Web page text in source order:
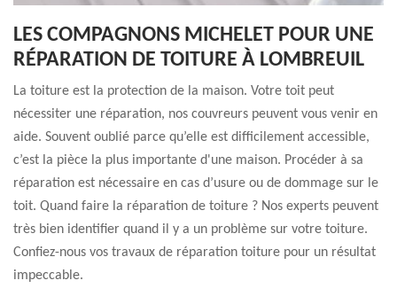
LES COMPAGNONS MICHELET POUR UNE
RÉPARATION DE TOITURE À LOMBREUIL
La toiture est la protection de la maison. Votre toit peut
nécessiter une réparation, nos couvreurs peuvent vous venir en
aide. Souvent oublié parce qu’elle est difficilement accessible,
c’est la pièce la plus importante d'une maison. Procéder à sa
réparation est nécessaire en cas d’usure ou de dommage sur le
toit. Quand faire la réparation de toiture ? Nos experts peuvent
très bien identifier quand il y a un problème sur votre toiture.
Confiez-nous vos travaux de réparation toiture pour un résultat
impeccable.